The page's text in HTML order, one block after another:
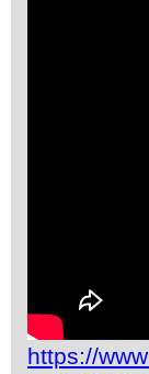
https://